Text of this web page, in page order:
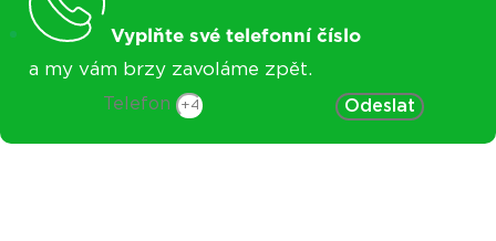
Vyplňte své telefonní číslo
a my vám brzy zavoláme zpět.
Telefon Odeslat